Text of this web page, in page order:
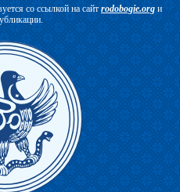
со ссылкой на сайтrodobogie.org и